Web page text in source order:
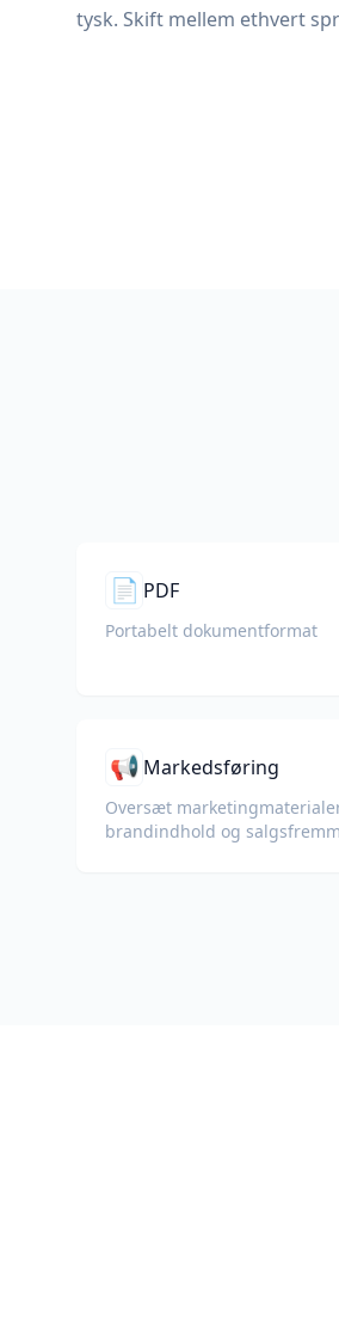
tysk. Skift mellem ethvert
📄 PDF
Portabelt dokumentformat
📢 Markedsføring
Oversæt
brandindhold og